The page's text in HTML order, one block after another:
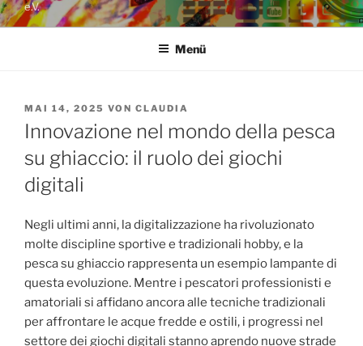
e.V.
Menü
VERÖFFENTLICHT
AM
MAI 14, 2025 VON CLAUDIA
Innovazione nel mondo della pesca
su ghiaccio: il ruolo dei giochi
digitali
Negli ultimi anni, la digitalizzazione ha rivoluzionato
molte discipline sportive e tradizionali hobby, e la
pesca su ghiaccio rappresenta un esempio lampante di
questa evoluzione. Mentre i pescatori professionisti e
amatoriali si affidano ancora alle tecniche tradizionali
per affrontare le acque fredde e ostili, i progressi nel
settore dei giochi digitali stanno aprendo nuove strade